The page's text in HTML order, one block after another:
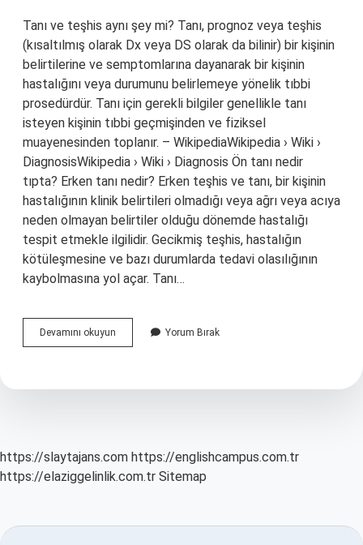
Tanı ve teşhis aynı şey mi? Tanı, prognoz veya teşhis
(kısaltılmış olarak Dx veya DS olarak da bilinir) bir kişinin
belirtilerine ve semptomlarına dayanarak bir kişinin
hastalığını veya durumunu belirlemeye yönelik tıbbi
prosedürdür. Tanı için gerekli bilgiler genellikle tanı
isteyen kişinin tıbbi geçmişinden ve fiziksel
muayenesinden toplanır. – WikipediaWikipedia › Wiki ›
DiagnosisWikipedia › Wiki › Diagnosis Ön tanı nedir
tıpta? Erken tanı nedir? Erken teşhis ve tanı, bir kişinin
hastalığının klinik belirtileri olmadığı veya ağrı veya acıya
neden olmayan belirtiler olduğu dönemde hastalığı
tespit etmekle ilgilidir. Gecikmiş teşhis, hastalığın
kötüleşmesine ve bazı durumlarda tedavi olasılığının
kaybolmasına yol açar. Tanı…
Devamını okuyun
Tanı
Yorum Bırak
https://slaytajans.com https://englishcampus.com.tr
https://elaziggelinlik.com.tr Sitemap